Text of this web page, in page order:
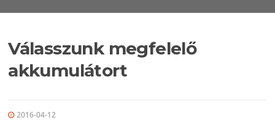
Válasszunk megfelelő
akkumulátort
2016-04-12